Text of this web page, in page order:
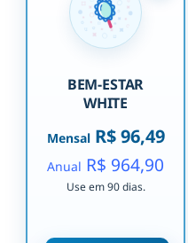
BEM-ESTAR
WHITE
MensalR$ 96,49
Anual R$ 964,90
Use em 90 dias.